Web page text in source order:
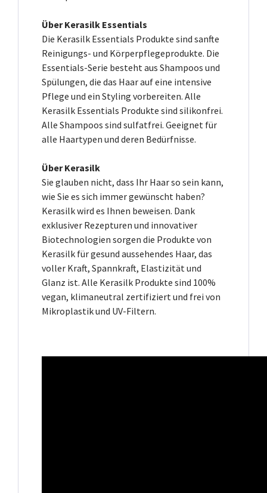
Über Kerasilk Essentials
Die Kerasilk Essentials Produkte sind sanfte
Reinigungs- und Körperpflegeprodukte. Die
Essentials-Serie besteht aus Shampoos und
Spülungen, die das Haar auf eine intensive
Pflege und ein Styling vorbereiten. Alle
Kerasilk Essentials Produkte sind silikonfrei.
Alle Shampoos sind sulfatfrei. Geeignet für
alle Haartypen und deren Bedürfnisse.
Über Kerasilk
Sie glauben nicht, dass Ihr Haar so sein kann,
wie Sie es sich immer gewünscht haben?
Kerasilk wird es Ihnen beweisen. Dank
exklusiver Rezepturen und innovativer
Biotechnologien sorgen die Produkte von
Kerasilk für gesund aussehendes Haar, das
voller Kraft, Spannkraft, Elastizität und
Glanz ist. Alle Kerasilk Produkte sind 100%
vegan, klimaneutral zertifiziert und frei von
Mikroplastik und UV-Filtern.